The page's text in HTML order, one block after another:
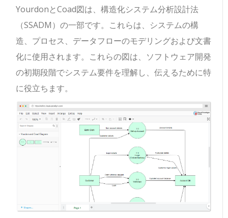
YourdonとCoad図は、構造化システム分析設計法
（SSADM）の一部です。これらは、システムの構
造、プロセス、データフローのモデリングおよび文書
化に使用されます。これらの図は、ソフトウェア開発
の初期段階でシステム要件を理解し、伝えるために特
に役立ちます。